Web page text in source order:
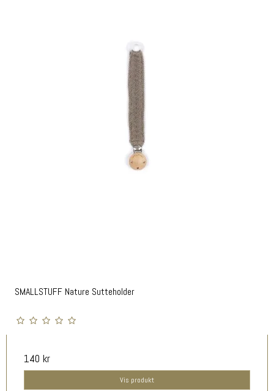
SMALLSTUFF Nature Sutteholder
140 kr
Vis produkt